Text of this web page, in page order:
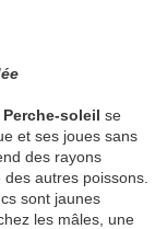
Perche-soleil se
et ses joues sans
des rayons
autres poissons.
sont jaunes
les mâles, une